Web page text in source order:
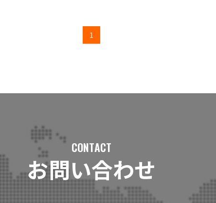
1
CONTACT
お問い合わせ